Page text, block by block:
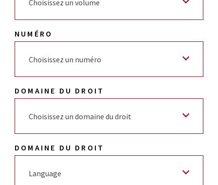
Choisissez un volume
NUMÉRO
Choisissez un numéro
DOMAINE DU DROIT
Choisissez un domaine du droit
DOMAINE DU DROIT
Language